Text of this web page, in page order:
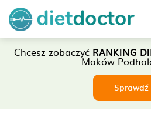
Chcesz zobaczyć RANKING
Maków
Sprawdź